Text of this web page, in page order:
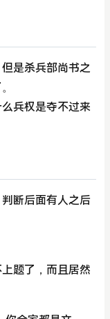
是杀兵部尚书之
兵权是夺不过来
断后面有人之后
题了，而且居然